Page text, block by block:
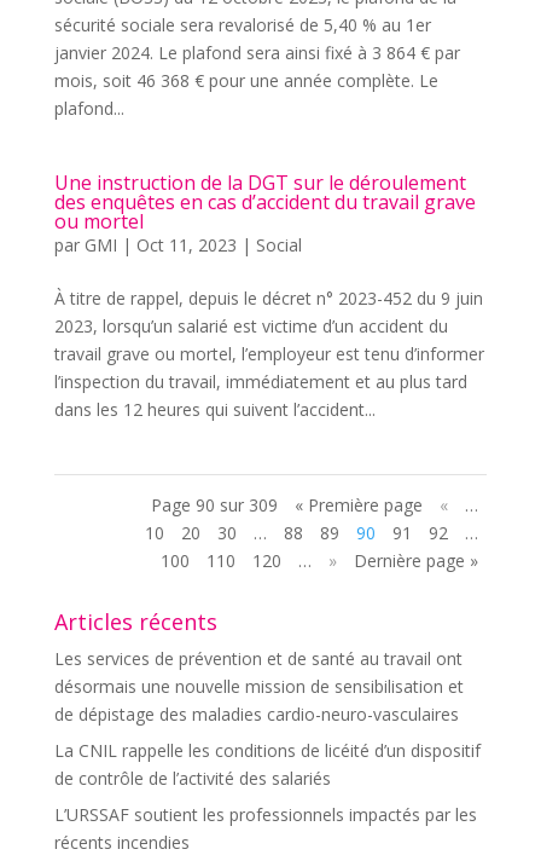
sécurité sociale sera revalorisé de 5,40 % au 1er
janvier 2024. Le plafond sera ainsi fixé à 3 864 € par
mois, soit 46 368 € pour une année complète. Le
plafond...
Une instruction de la DGT sur le déroulement
des enquêtes en cas d’accident du travail grave
ou mortel
par GMI | Oct 11, 2023 | Social
À titre de rappel, depuis le décret n° 2023-452 du 9 juin
2023, lorsqu’un salarié est victime d’un accident du
travail grave ou mortel, l’employeur est tenu d’informer
l’inspection du travail, immédiatement et au plus tard
dans les 12 heures qui suivent l’accident...
Page 90 sur 309 « Première page «
…
10
20 30 … 88 89 90 91 92
…
100
110 120 … » Dernière page »
Articles récents
Les services de prévention et de santé au travail ont
désormais une nouvelle mission de sensibilisation et
de dépistage des maladies cardio-neuro-vasculaires
La CNIL rappelle les conditions de licéité d’un dispositif
de contrôle de l’activité des salariés
L’URSSAF soutient les professionnels impactés par les
récents incendies